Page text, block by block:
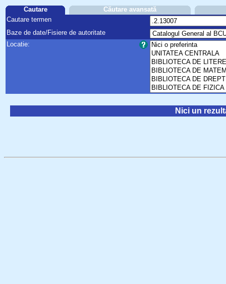
Cautare
Căutare avansată
Cautare termen
Baze de date/Fisiere de autoritate
Locatie:
Nici un